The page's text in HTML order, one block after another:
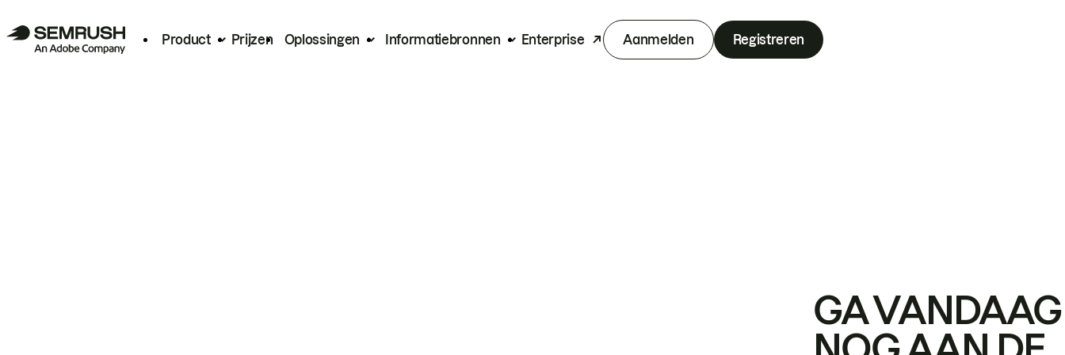
Product Prijzen Oplossingen Informatiebronnen Enterprise Aanmelden Registreren
GA VANDAAG